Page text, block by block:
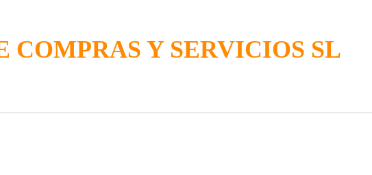
COMPRAS Y SERVICIOS SL